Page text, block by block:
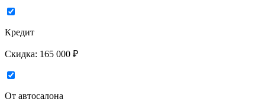
Кредит
Скидка: 165 000 ₽
От автосалона